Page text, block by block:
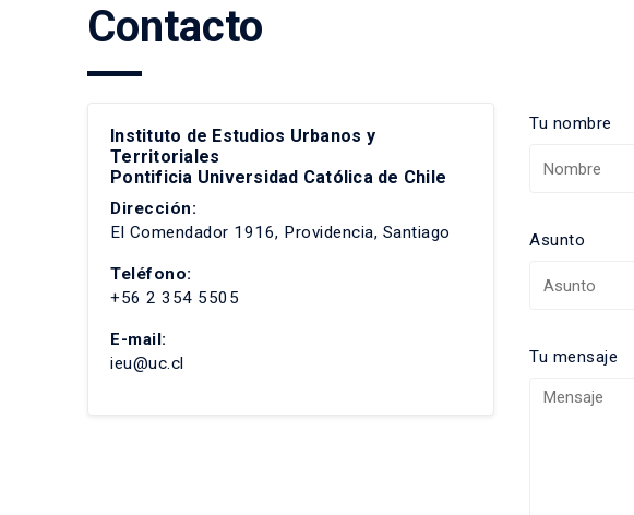
Contacto
Instituto de Estudios Urbanos y
Territoriales
Pontificia Universidad Católica de Chile
Dirección:
El Comendador 1916, Providencia, Santiago
Teléfono:
+56 2 354 5505
E-mail:
ieu@uc.cl
Tu nombre
Asunto
Tu mensaje